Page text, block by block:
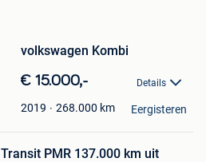
volkswagen Kombi
€ 15.000,- Details
2019 268.000 km Eergisteren
PMR 137.000 km uit